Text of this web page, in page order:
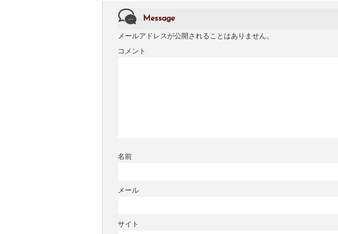
Message
メールアドレスが公開されることはありません。
コメント
名前
メール
サイト